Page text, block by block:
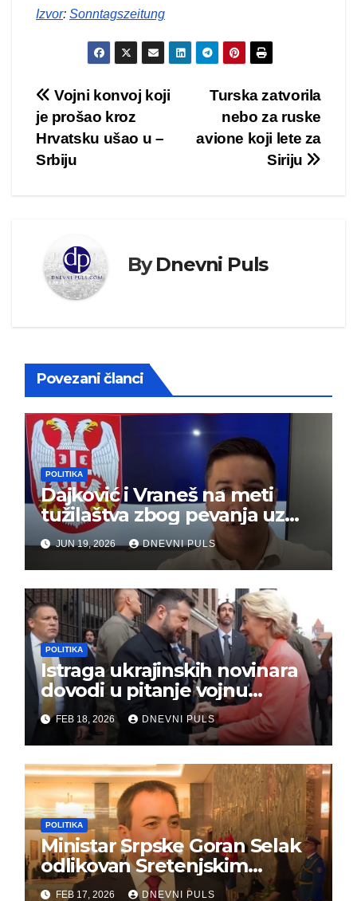
Izvor: Sonntagszeitung
Kretanje
članka
Turska zatvorila
nebo za ruske
avione koji lete za
Siriju
Vojni konvoj koji
je prošao kroz
Hrvatsku ušao u –
Srbiju
ByDnevni Puls
Povezani članci
POLITIKA
Dajković i Vraneš na meti
tužilaštva zbog pevanja uz
gusle
JUN 19, 2026 DNEVNI PULS
POLITIKA
Istraga ukrajinskih novinara
dovodi u pitanje vojnu
pomoć Kijevu – Vojna pomoć
skrenula sa puta!
FEB 18, 2026 DNEVNI PULS
POLITIKA
Ministar Srpske Goran Selak
odlikovan Sretenjskim
ordenom
FEB 17, 2026 DNEVNI PULS